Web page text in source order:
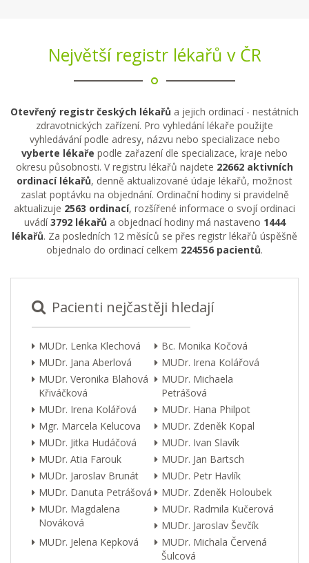
Největší registr lékařů v ČR
Otevřený registr českých lékařů a jejich ordinací - nestátních
zdravotnických zařízení. Pro vyhledání lékaře použijte
vyhledávání podle adresy, názvu nebo specializace nebo
vyberte lékaře podle zařazení dle specializace, kraje nebo
okresu působnosti. V registru lékařů najdete 22662 aktivních
ordinací lékařů, denně aktualizované údaje lékařů, možnost
zaslat poptávku na objednání. Ordinační hodiny si pravidelně
aktualizuje 2563 ordinací, rozšířené informace o svojí ordinaci
uvádí3792 lékařů a objednací hodiny má nastaveno 1444
lékařů. Za posledních 12 měsíců se přes registr lékařů úspěšně
objednalo do ordinací celkem 224556 pacientů.
Pacienti nejčastěji hledají
MUDr. Lenka Klechová
Bc. Monika Kočová
MUDr. Jana Aberlová
MUDr. Irena Kolářová
MUDr. Veronika Blahová
Křiváčková
MUDr. Michaela
Petrášová
MUDr. Irena Kolářová
MUDr. Hana Philpot
Mgr. Marcela Kelucova
MUDr. Zdeněk Kopal
MUDr. Jitka Hudáčová
MUDr. Ivan Slavík
MUDr. Atia Farouk
MUDr. Jan Bartsch
MUDr. Jaroslav Brunát
MUDr. Petr Havlík
MUDr. Danuta Petrášová
MUDr. Zdeněk Holoubek
MUDr. Magdalena
Nováková
MUDr. Radmila Kučerová
MUDr. Jaroslav Ševčík
MUDr. Jelena Kepková
MUDr. Michala Červená
Šulcová